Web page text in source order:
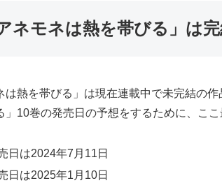
ネモネは熱を帯びる」は
は熱を帯びる」は現在連載中で未完結の
」10巻の発売日の予想をするために、こ
日は2024年7月11日
日は2025年1月10日